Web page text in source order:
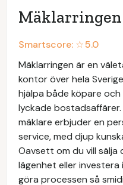
Mäklarringen
Smartscore: ☆5.0
Mäklarringen är en
kontor över hela
hjälpa både köpare
lyckade
mäklare erbjuder en
service, med djup
Oavsett om du vill
lägenhet eller
göra processen så